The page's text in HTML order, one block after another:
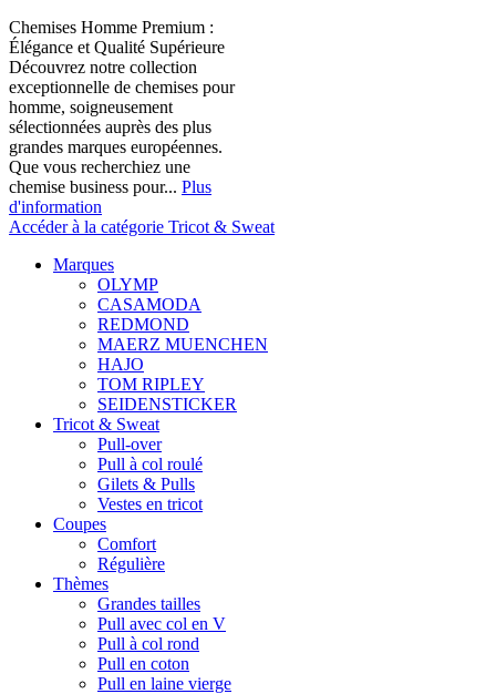
Chemises Homme Premium :
Élégance et Qualité Supérieure
Découvrez notre collection
exceptionnelle de chemises pour
homme, soigneusement
sélectionnées auprès des plus
grandes marques européennes.
Que vous recherchiez une
chemise business pour... Plus
d'information
Accéder à la catégorie Tricot & Sweat
Marques
OLYMP
CASAMODA
REDMOND
MAERZ MUENCHEN
HAJO
TOM RIPLEY
SEIDENSTICKER
Tricot & Sweat
Pull-over
Pull à col roulé
Gilets & Pulls
Vestes en tricot
Coupes
Comfort
Régulière
Thèmes
Grandes tailles
Pull avec col en V
Pull à col rond
Pull en coton
Pull en laine vierge